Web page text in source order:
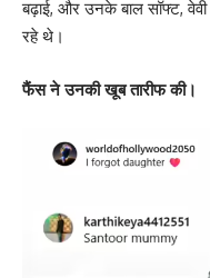
बढ़ाई, और उनके बाल सॉफ्ट,
रहे थे।
फैंस ने उनकी खूब तारीफ की।